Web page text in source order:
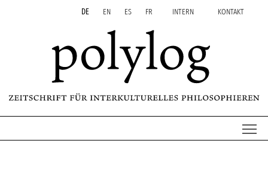
Zum Inhalt springen
Aktuelle Seite: 17 Rezensionen
DE EN ES FR INTERN KONTAKT